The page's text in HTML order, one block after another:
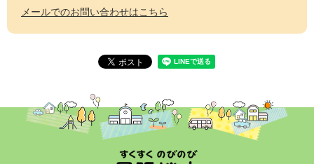
メールでのお問い合わせはこちら